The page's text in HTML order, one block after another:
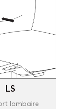
LS
lombaire